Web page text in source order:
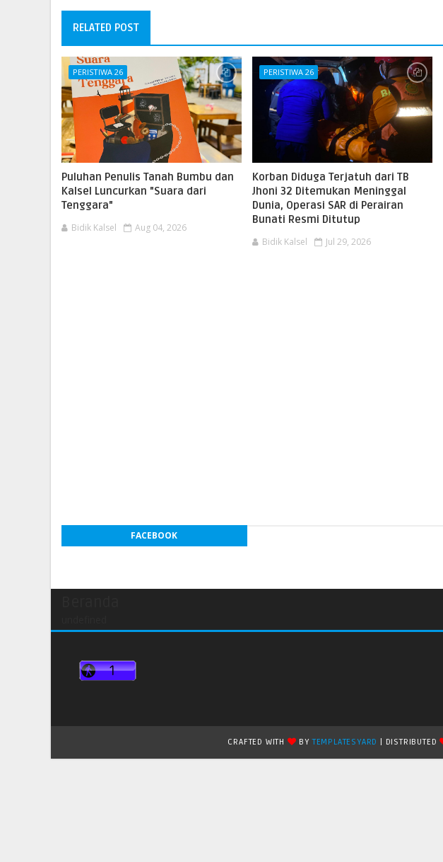
RELATED POST
PERISTIWA 26
Puluhan Penulis Tanah Bumbu dan
Kalsel Luncurkan "Suara dari
Tenggara"
Bidik Kalsel Aug 04, 2026
PERISTIWA 26
Korban Diduga Terjatuh dari TB
Jhoni 32 Ditemukan Meninggal
Dunia, Operasi SAR di Perairan
Bunati Resmi Ditutup
Bidik Kalsel Jul 29, 2026
FACEBOOK
CRAFTED WITH BYTEMPLATESYARD | DISTRIBUTED